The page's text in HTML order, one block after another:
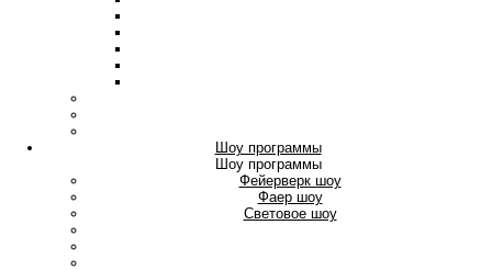
Шоу программы
Шоу программы
Фейерверк шоу
Фаер шоу
Световое шоу